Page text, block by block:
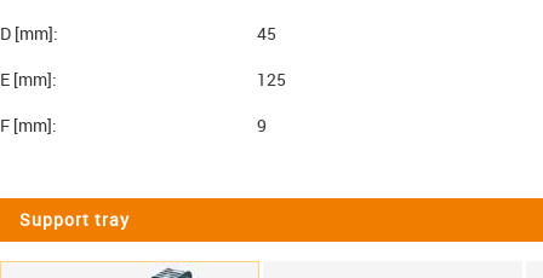
D [mm]:
45
E [mm]:
125
F [mm]:
9
Support tray